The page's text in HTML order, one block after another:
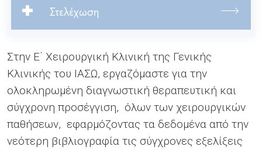
Στελέχωση
Στην Ε΄ Χειρουργική Κλινική της Γενικής
Κλινικής του ΙΑΣΩ, εργαζόμαστε για την
ολοκληρωμένη διαγνωστική θεραπευτική και
σύγχρονη προσέγγιση, όλων των χειρουργικών
παθήσεων, εφαρμόζοντας τα δεδομένα από την
νεότερη βιβλιογραφία τις σύγχρονες εξελίξεις